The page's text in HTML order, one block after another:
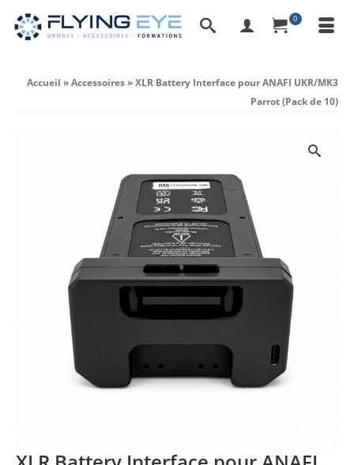
0
Accueil »Accessoires»XLR Battery Interface pour ANAFI UKR/MK3
Parrot (Pack de 10)